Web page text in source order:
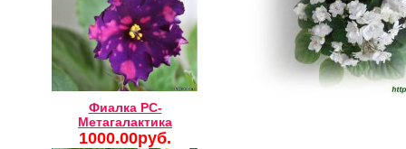
Фиалка РС-
Метагалактика
1000.00руб.